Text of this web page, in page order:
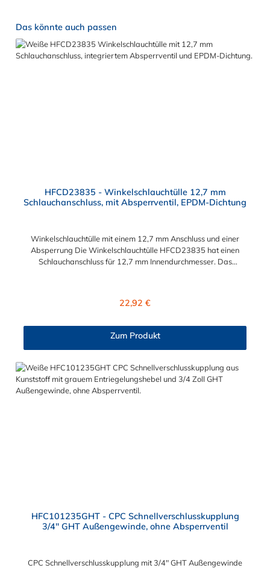
Produktgalerie überspringen
Das könnte auch passen
HFCD23835 - Winkelschlauchtülle 12,7 mm
Schlauchanschluss, mit Absperrventil, EPDM-Dichtung
Winkelschlauchtülle mit einem 12,7 mm Anschluss und einer
Absperrung Die Winkelschlauchtülle HFCD23835 hat einen
Schlauchanschluss für 12,7 mm Innendurchmesser. Das
bar Max. Betriebstemperatur: -40 °C bis 138 °C Sie können
und HFC57-Serie kombinieren.
Regulärer Preis:
22,92 €
Zum Produkt
HFC101235GHT - CPC Schnellverschlusskupplung
3/4" GHT Außengewinde, ohne Absperrventil
CPC Schnellverschlusskupplung mit 3/4" GHT Außengewinde